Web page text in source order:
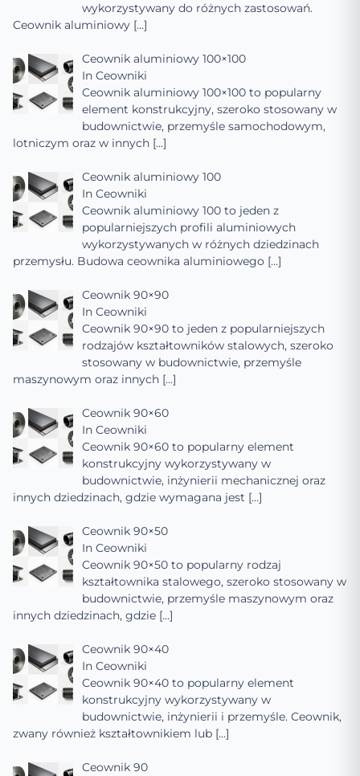
wykorzystywany do różnych zastosowań.
Ceownik aluminiowy […]
Ceownik aluminiowy 100×100
In Ceowniki
Ceownik aluminiowy 100×100 to popularny
element konstrukcyjny, szeroko stosowany w
budownictwie, przemyśle samochodowym,
lotniczym oraz w innych […]
Ceownik aluminiowy 100
In Ceowniki
Ceownik aluminiowy 100 to jeden z
popularniejszych profili aluminiowych
wykorzystywanych w różnych dziedzinach
przemysłu. Budowa ceownika aluminiowego […]
Ceownik 90×90
In Ceowniki
Ceownik 90×90 to jeden z popularniejszych
rodzajów kształtowników stalowych, szeroko
stosowany w budownictwie, przemyśle
maszynowym oraz innych […]
Ceownik 90×60
In Ceowniki
Ceownik 90×60 to popularny element
konstrukcyjny wykorzystywany w
budownictwie, inżynierii mechanicznej oraz
innych dziedzinach, gdzie wymagana jest […]
Ceownik 90×50
In Ceowniki
Ceownik 90×50 to popularny rodzaj
kształtownika stalowego, szeroko stosowany w
budownictwie, przemyśle maszynowym oraz
innych dziedzinach, gdzie […]
Ceownik 90×40
In Ceowniki
Ceownik 90×40 to popularny element
konstrukcyjny wykorzystywany w
budownictwie, inżynierii i przemyśle. Ceownik,
zwany również kształtownikiem lub […]
Ceownik 90